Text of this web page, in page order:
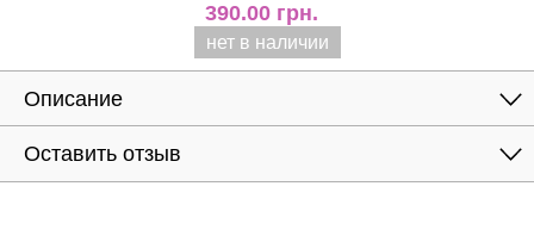
390.00 грн.
нет в наличии
Описание
Оставить отзыв